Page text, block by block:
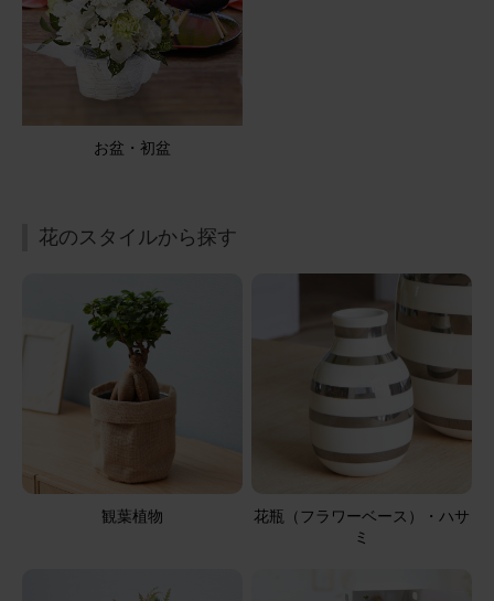
仏壇にちょうどよい
一周忌法要に、贈りました ピンク系で明るい感じで、可愛
いかったです 御供えにちょうど良かったです
【お悔やみ・お供えの花】アレンジメント(ピンク) Sサイ
その他
仏壇のお供えに。
実家の仏壇用に贈りましたが、少し大きすぎたようでし
た。お花は、色の組み合わせも良かったです。
【お悔やみ・お供えの花】アレンジメント(青・紫) Sサイ
お盆・初盆
花のスタイルから探す
観葉植物
花瓶（フラワーベース）・ハサ
ミ